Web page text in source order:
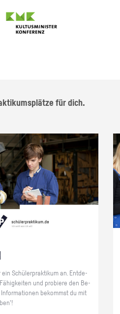
für dich.
ein Schü­ler­prak­ti­kum an. Ent­de­
und pro­bie­re den Be­
be­kommst du mit